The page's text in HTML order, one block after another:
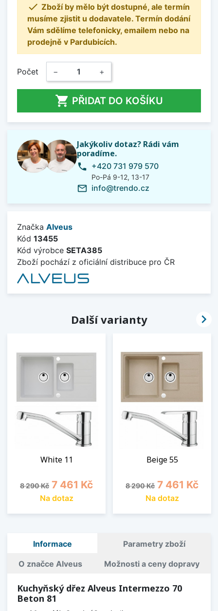
 Zboží by mělo být dostupné, ale termín
musíme zjistit u dodavatele. Termín dodání
Vám sdělíme telefonicky, emailem nebo na
prodejně v Pardubicích.
Počet − +
 PŘIDAT DO KOŠÍKU
Jakýkoliv dotaz? Rádi vám
poradíme.
phone +420 731 979 570
Po-Pá 9-12, 13-17
mail_outline info@trendo.cz
Značka Alveus
Kód 13455
Kód výrobce SETA385
Zboží pochází z oficiální distribuce pro ČR
Další varianty
White 11
Běžná cena
8 290 Kč Cena
7 461 Kč
Na dotaz
Beige 55
Běžná cena
8 290 Kč Cena
7 461 Kč
Na dotaz

Informace Parametry zboží
O značce Alveus Možnosti a ceny dopravy
Kuchyňský dřez Alveus Intermezzo 70
Beton 81